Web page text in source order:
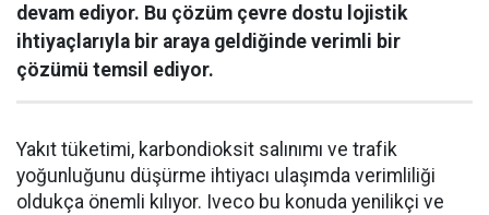
devam ediyor. Bu çözüm çevre dostu lojistik
ihtiyaçlarıyla bir araya geldiğinde verimli bir
çözümü temsil ediyor.
Yakıt tüketimi, karbondioksit salınımı ve trafik
yoğunluğunu düşürme ihtiyacı ulaşımda verimliliği
oldukça önemli kılıyor. Iveco bu konuda yenilikçi ve